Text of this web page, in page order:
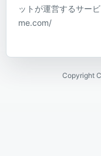
ットが運営するサー
me.com/
Copyright